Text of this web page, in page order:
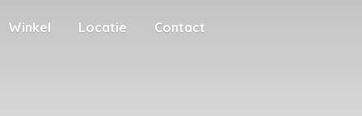
Winkel Locatie Contact